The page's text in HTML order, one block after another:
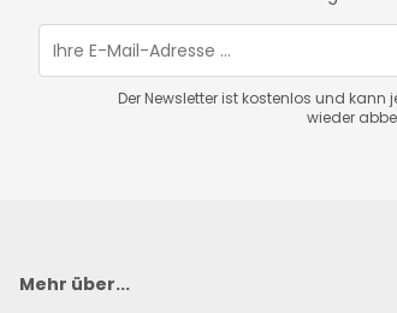
Der Newsletter ist kostenlos und
wieder
Mehr über...